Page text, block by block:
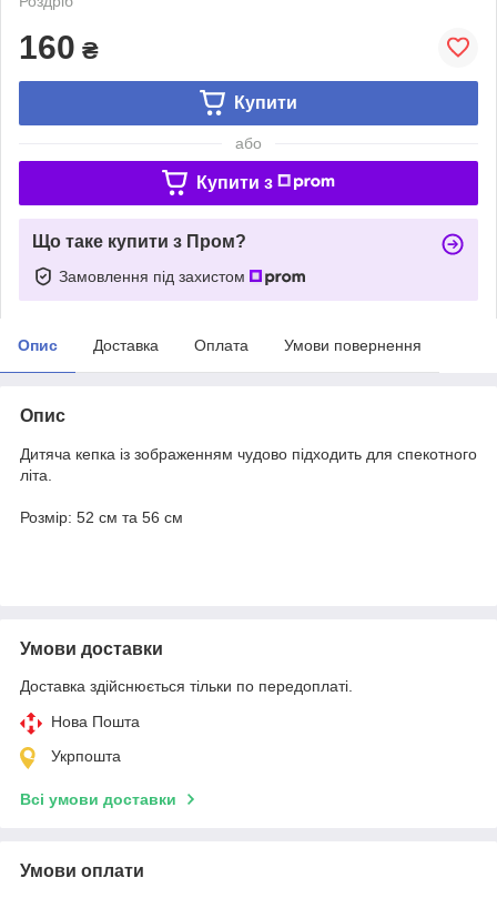
160 ₴
Купити
або
Купити з
Що таке купити з Пром?
Замовлення під захистом
Опис Доставка Оплата Умови повернення
Опис
Дитяча кепка із зображенням чудово підходить для спекотного
літа.
Розмір: 52 см та 56 см
Умови доставки
Доставка здійснюється тільки по передоплаті.
Нова Пошта
Укрпошта
Всі умови доставки
Умови оплати